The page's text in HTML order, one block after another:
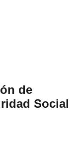
de
Social